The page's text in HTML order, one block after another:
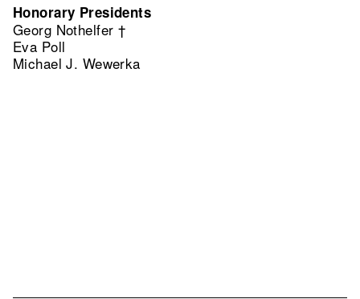
Honorary Presidents
Georg Nothelfer †
Eva Poll
Michael J. Wewerka